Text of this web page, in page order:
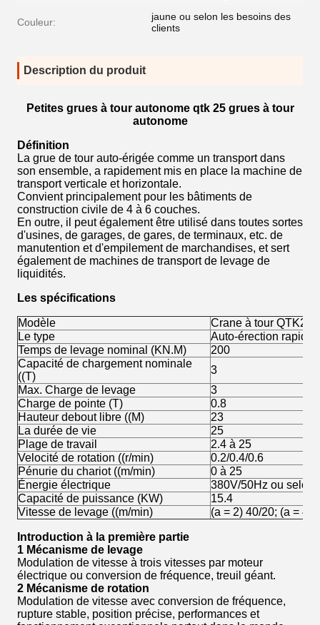
Couleur:
jaune ou selon les besoins des
clients
Description du produit
Petites grues à tour autonome qtk 25 grues à tour
autonome
Définition
La grue de tour auto-érigée comme un transport dans
son ensemble, a rapidement mis en place la machine de
transport verticale et horizontale.
Convient principalement pour les bâtiments de
construction civile de 4 à 6 couches.
En outre, il peut également être utilisé dans toutes sortes
d'usines, de garages, de gares, de terminaux, etc. de
manutention et d'empilement de marchandises, et sert
également de machines de transport de levage de
liquidités.
Les spécifications
Modèle
Crane à tour QTK25
Le type
Auto-érection rapide
Temps de levage nominal (KN.M)
200
Capacité de chargement nominale
((T)
3
Max. Charge de levage
3
Charge de pointe (T)
0.8
Hauteur debout libre ((M)
23
La durée de vie
25
Plage de travail
2.4 à 25
Velocité de rotation ((r/min)
0.2/0.4/0.6
Pénurie du chariot ((m/min)
0 à 25
Énergie électrique
380V/50Hz ou selon
Capacité de puissance (KW)
15.4
Vitesse de levage ((m/min)
(a = 2) 40/20; (a = 4)
Introduction à la première partie
1 Mécanisme de levage
Modulation de vitesse à trois vitesses par moteur
électrique ou conversion de fréquence, treuil géant.
2 Mécanisme de rotation
Modulation de vitesse avec conversion de fréquence,
rupture stable, position précise, performances et